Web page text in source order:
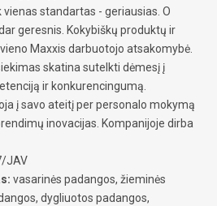
standartas - geriausias. O
geresnis. Kokybiškų produktų ir
Maxxis darbuotojo atsakomybė.
skatina sutelkti dėmesį į
ir konkurencingumą.
į savo ateitį per personalo mokymą
inovacijas. Kompanijoje dirba
JAV
vasarinės padangos, žieminės
dygliuotos padangos,